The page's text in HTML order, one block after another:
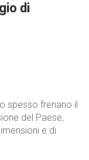
di
spesso frenano il
del Paese,
e di